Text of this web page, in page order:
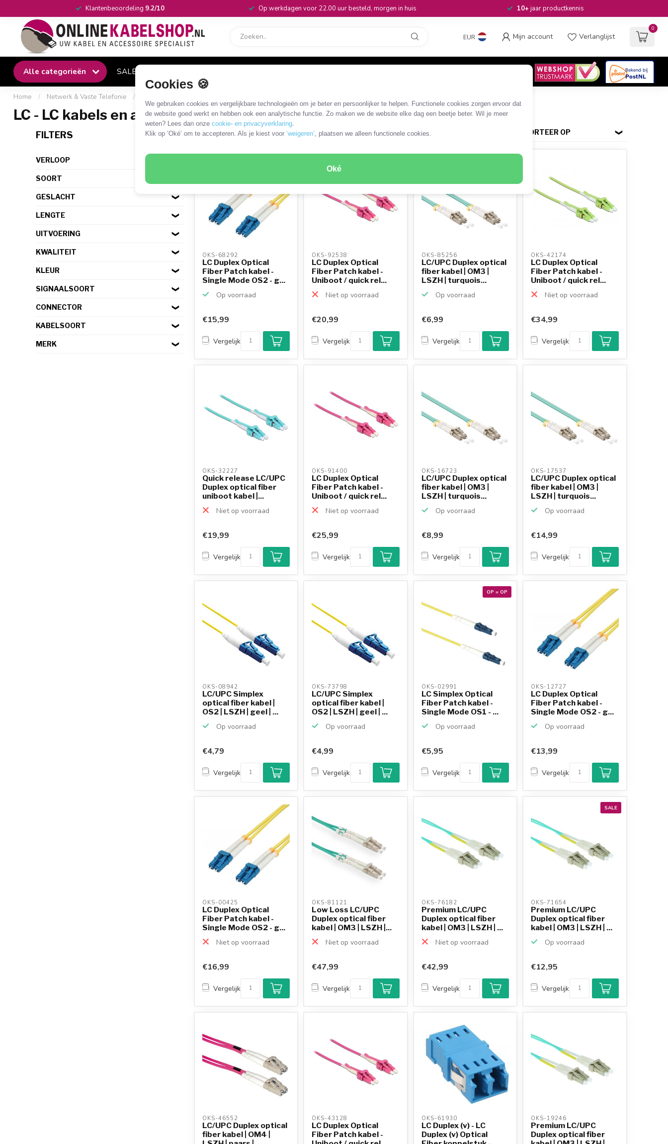
Cookies 🍪
We gebruiken cookies en vergelijkbare technologieën om je beter en persoonlijker te helpen. Functionele cookies zorgen ervoor dat
de website goed werkt en hebben ook een analytische functie. Zo maken we de website elke dag een beetje beter. Wil je meer
weten? Lees dan onze cookie- en privacyverklaring.
Klik op ‘Oké’ om te accepteren. Als je kiest voor ‘weigeren’, plaatsen we alleen functionele cookies.
Oké
Klantenbeoordeling 9.2/10 Op werkdagen voor 22.00 uur besteld, morgen in huis 10+jaar productkennis
EUR Mijn account Verlanglijst
0
Alle categorieën SALE
Home / Netwerk & Vaste Telefonie /
LC - LC kabels en adapters
FILTERS
VERLOOP
SOORT
GESLACHT
LENGTE
UITVOERING
KWALITEIT
KLEUR
SIGNAALSOORT
CONNECTOR
KABELSOORT
MERK
248 PRODUCTEN SORTEER OP
OKS-68292
LC Duplex Optical
Fiber Patch kabel -
Single Mode OS2 - g...
Op voorraad
€15,99
Vergelijk
OKS-92538
LC Duplex Optical
Fiber Patch kabel -
Uniboot / quick rel...
Niet op voorraad
€20,99
Vergelijk
OKS-85256
LC/UPC Duplex optical
fiber kabel | OM3 |
LSZH | turquois...
Op voorraad
€6,99
Vergelijk
OKS-42174
LC Duplex Optical
Fiber Patch kabel -
Uniboot / quick rel...
Niet op voorraad
€34,99
Vergelijk
OKS-32227
Quick release LC/UPC
Duplex optical fiber
uniboot kabel |...
Niet op voorraad
€19,99
Vergelijk
OKS-91400
LC Duplex Optical
Fiber Patch kabel -
Uniboot / quick rel...
Niet op voorraad
€25,99
Vergelijk
OKS-16723
LC/UPC Duplex optical
fiber kabel | OM3 |
LSZH | turquois...
Op voorraad
€8,99
Vergelijk
OKS-17537
LC/UPC Duplex optical
fiber kabel | OM3 |
LSZH | turquois...
Op voorraad
€14,99
Vergelijk
OKS-08942
LC/UPC Simplex
optical fiber kabel |
OS2 | LSZH | geel | ...
Op voorraad
€4,79
Vergelijk
OKS-73798
LC/UPC Simplex
optical fiber kabel |
OS2 | LSZH | geel | ...
Op voorraad
€4,99
Vergelijk
OP = OP
OKS-02991
LC Simplex Optical
Fiber Patch kabel -
Single Mode OS1 - ...
Op voorraad
€5,95
Vergelijk
OKS-12727
LC Duplex Optical
Fiber Patch kabel -
Single Mode OS2 - g...
Op voorraad
Klantenbeoordeling
9,2/10
Achteraf betalen
mogelijk
€13,99
Vergelijk
OKS-00425
LC Duplex Optical
Fiber Patch kabel -
Single Mode OS2 - g...
Niet op voorraad
€16,99
Vergelijk
OKS-81121
Low Loss LC/UPC
Duplex optical fiber
kabel | OM3 | LSZH |...
Niet op voorraad
€47,99
Vergelijk
OKS-76182
Premium LC/UPC
Duplex optical fiber
kabel | OM3 | LSZH | ...
Niet op voorraad
€42,99
Vergelijk
SALE
OKS-71654
Premium LC/UPC
Duplex optical fiber
kabel | OM3 | LSZH | ...
Op voorraad
€12,95
Vergelijk
OKS-46552
LC/UPC Duplex optical
fiber kabel | OM4 |
OKS-43128
LC Duplex Optical
Fiber Patch kabel -
OKS-61930
LC Duplex (v) - LC
Duplex (v) Optical
OKS-19246
Premium LC/UPC
Duplex optical fiber